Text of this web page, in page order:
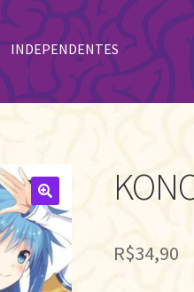
INDEPENDENTES
🔍
R$34,90